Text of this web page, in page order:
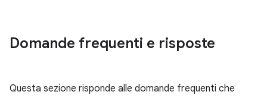
Domande frequenti e risposte
Questa sezione risponde alle domande frequenti che